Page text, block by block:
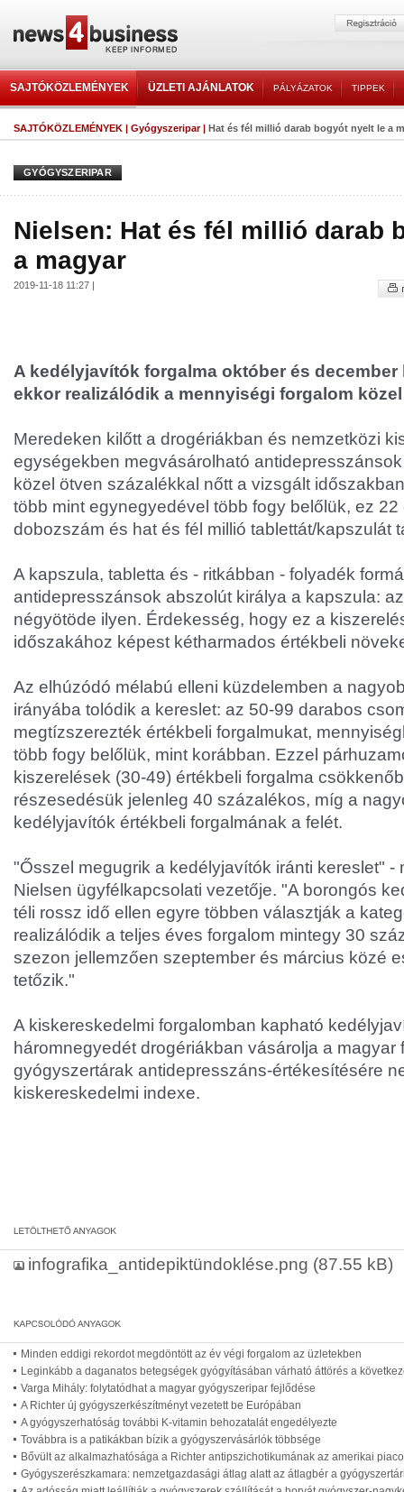
SAJTÓKÖZLEMÉNYEK ÜZLETI AJÁNLATOK PÁLYÁZATOK TIPPEK
SAJTÓKÖZLEMÉNYEK | Gyógyszeripar| Hat és fél millió darab bogyót nyelt le a
GYÓGYSZERIPAR
Nielsen: Hat és fél millió darab
a magyar
2019-11-18 11:27 |
A kedélyjavítók forgalma október és
ekkor realizálódik a mennyiségi forgalom
Meredeken kilőtt a drogériákban és nemzetközi
egységekben megvásárolható
közel ötven százalékkal nőtt a vizsgált
több mint egynegyedével több fogy belőlük, ez
dobozszám és hat és fél millió tablettát/kapszulát
A kapszula, tabletta és - ritkábban - folyadék
antidepresszánsok abszolút királya a kapszula:
négyötöde ilyen. Érdekesség, hogy ez a
időszakához képest kétharmados értékbeli
Az elhúzódó mélabú elleni küzdelemben a
irányába tolódik a kereslet: az 50-99 darabos
megtízszerezték értékbeli forgalmukat,
több fogy belőlük, mint korábban. Ezzel
kiszerelések (30-49) értékbeli forgalma
részesedésük jelenleg 40 százalékos, míg a
kedélyjavítók értékbeli forgalmának a felét.
"Ősszel megugrik a kedélyjavítók iránti kereslet" -
Nielsen ügyfélkapcsolati vezetője. "A borongós
téli rossz idő ellen egyre többen választják a
realizálódik a teljes éves forgalom mintegy 30
szezon jellemzően szeptember és március közé
tetőzik."
A kiskereskedelmi forgalomban kapható
háromnegyedét drogériákban vásárolja a magyar
gyógyszertárak antidepresszáns-értékesítésére
kiskereskedelmi indexe.
infografika_antidepiktündoklése.png (87.55 kB)
Minden eddigi rekordot megdöntött az év végi forgalom az üzletekben
Leginkább a daganatos betegségek gyógyításában várható áttörés a
Varga Mihály: folytatódhat a magyar gyógyszeripar fejlődése
A Richter új gyógyszerkészítményt vezetett be Európában
A gyógyszerhatóság további K-vitamin behozatalát engedélyezte
Továbbra is a patikákban bízik a gyógyszervásárlók többsége
Bővült az alkalmazhatósága a Richter antipszichotikumának az amerikai
Gyógyszerészkamara: nemzetgazdasági átlag alatt az átlagbér a